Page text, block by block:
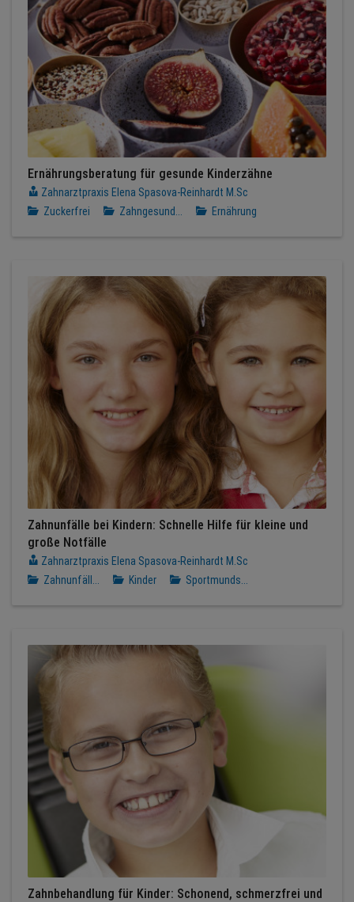
Ernährungsberatung für gesunde Kinderzähne
Zahnarztpraxis Elena Spasova-Reinhardt M.Sc
Zuckerfrei
Zahngesund... Ernährung
Zahnunfälle bei Kindern: Schnelle Hilfe für kleine und
große Notfälle
Zahnarztpraxis Elena Spasova-Reinhardt M.Sc
Zahnunfäll...
Kinder Sportmunds...
Zahnbehandlung für Kinder: Schonend, schmerzfrei und